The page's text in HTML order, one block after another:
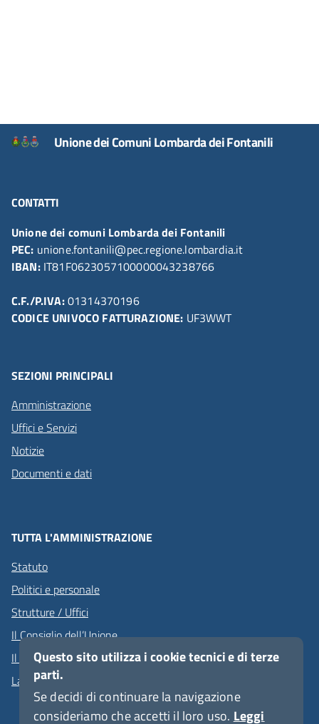
Questo sito utilizza i cookie tecnici e di terze
parti.
Se decidi di continuare la navigazione
consideriamo che accetti il loro uso. Leggi
Unione dei Comuni Lombarda dei Fontanili
CONTATTI
Unione dei comuni Lombarda dei Fontanili
PEC: unione.fontanili@pec.regione.lombardia.it
IBAN:IT81F0623057100000043238766
C.F./P.IVA:01314370196
CODICE UNIVOCO FATTURAZIONE: UF3WWT
SEZIONI PRINCIPALI
Amministrazione
Uffici e Servizi
Notizie
Documenti e dati
TUTTA L'AMMINISTRAZIONE
Statuto
Politici e personale
Strutture / Uffici
Il Consiglio dell’Unione
Il Presidente dell'Unione
La Giunta dell'Unione